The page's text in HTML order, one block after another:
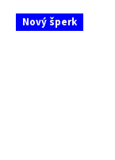
V Nový šperk